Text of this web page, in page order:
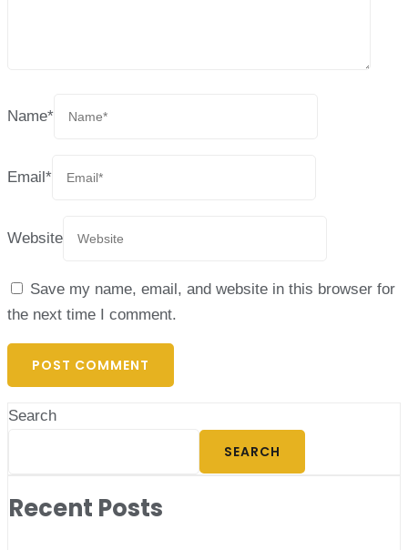
Name*
Email*
Website
Save my name, email, and website in this browser for
the next time I comment.
Search
SEARCH
Recent Posts